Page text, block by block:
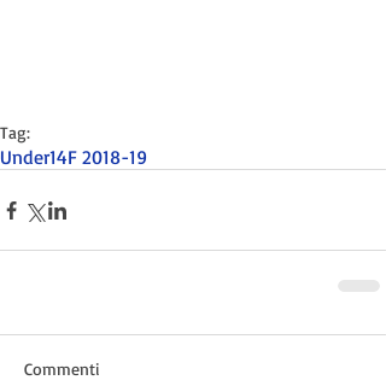
Tag:
Under14F 2018-19
Commenti